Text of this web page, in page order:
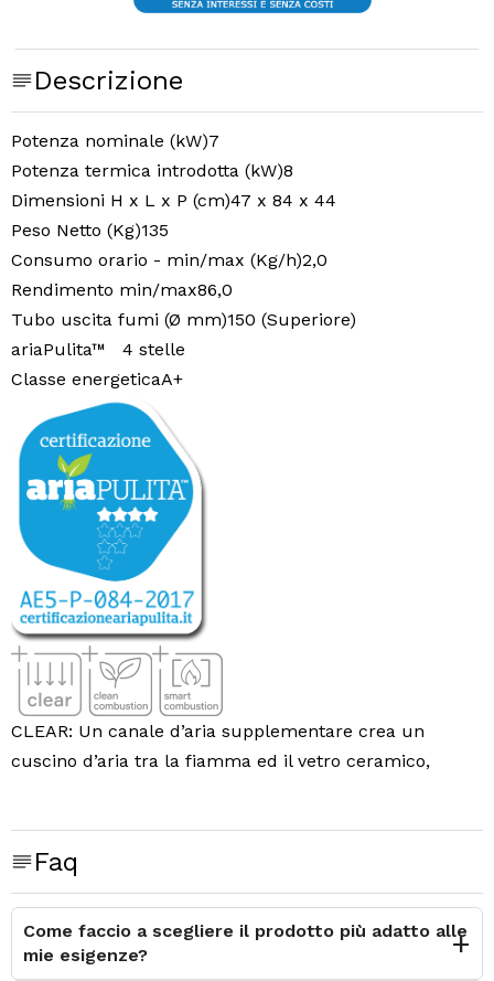
Descrizione
Potenza nominale (kW)7
Potenza termica introdotta (kW)8
Dimensioni H x L x P (cm)47 x 84 x 44
Peso Netto (Kg)135
Consumo orario - min/max (Kg/h)2,0
Rendimento min/max86,0
Tubo uscita fumi (Ø mm)150 (Superiore)
ariaPulita™ 4 stelle
Classe energeticaA+
CLEAR: Un canale d’aria supplementare crea un
cuscino d’aria tra la fiamma ed il vetro ceramico,
CLEAN COMBUSTION:
abbiamo due vantaggi: la camera di combustione
chiusa che garantisce una alta qualità dei fumi, sia in
entrata sia in uscita e la pulizia del vetro
SMART COMBUSTION:
Faq
Come faccio a scegliere il prodotto più adatto alle
mie esigenze?